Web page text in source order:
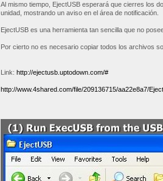
Al mismo tiempo, EjectUSB esperará que cierres los
unidad, mostrando un aviso en el área de notificación.
EjectUSB es una herramienta tan sencilla que no
Por cierto no es necesario copiar todos los archivos
Link: http://ejectusb.uptodown.com/#
http://www.4shared.com/file/209136715/aa22e8a7/